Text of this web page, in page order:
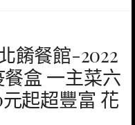
餚餐館-2022
盒 一主菜六
起超豐富 花